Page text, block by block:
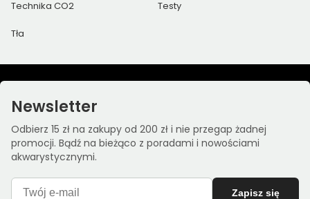
Technika CO2 Testy
Tła
Newsletter
Odbierz 15 zł na zakupy od 200 zł i nie przegap żadnej
promocji. Bądź na bieżąco z poradami i nowościami
akwarystycznymi.
Zapisz się